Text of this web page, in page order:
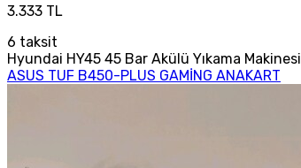
3.333 TL
6 taksit
Hyundai HY45 45 Bar Akülü Yıkama Makinesi
ASUS TUF B450-PLUS GAMİNG ANAKART